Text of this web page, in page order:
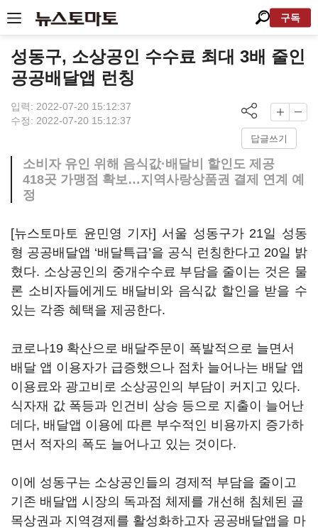
구독
성동구, 소상공인 수수료 최대 3배 줄인
공공배달앱 런칭
입력: 2022-07-20 15:12:37
수정: 2022-07-20 15:12:37
답글쓰기
소비자 유인 위해 음식값·배달비 할인도 제공
418곳 가맹점 확보…지역사랑상품권 결제 연계 예
정
[뉴스토마토 윤민영 기자] 서울 성동구가 21일 성동
형 공공배달앱 ‘배달특급’을 공식 런칭한다고 20일 밝
혔다. 소상공인의 중개수수료 부담을 줄이는 것은 물
론 소비자들에게도 배달비와 음식값 할인을 받을 수
있는 각종 혜택을 제공한다.
코로나19 확산으로 배달주문이 폭발적으로 늘면서
배달 앱 이용자가 급증했으나 점차 늘어나는 배달 앱
이용료와 광고비로 소상공인의 부담이 커지고 있다.
식자재 값 폭등과 인건비 상승 등으로 지출이 늘어난
데다, 배달앱 이용에 따른 부수적인 비용까지 증가하
면서 적자의 폭도 늘어나고 있는 것이다.
이에 성동구는 소상공인들의 경제적 부담을 줄이고
기존 배달앱 시장의 독과점 체제를 개선해 침체된 골
목상권과 지역경제를 활성화하고자 공공배달앱을 마